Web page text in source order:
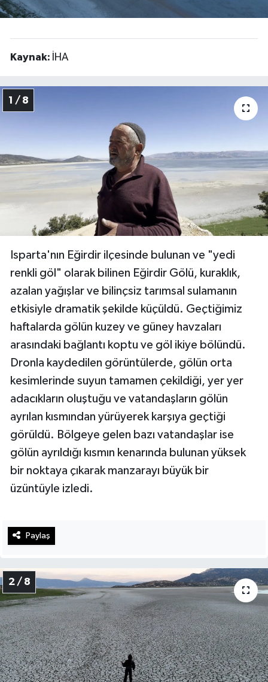
Kaynak: İHA
1 / 8
Isparta'nın Eğirdir ilçesinde bulunan ve "yedi
renkli göl" olarak bilinen Eğirdir Gölü, kuraklık,
azalan yağışlar ve bilinçsiz tarımsal sulamanın
etkisiyle dramatik şekilde küçüldü. Geçtiğimiz
haftalarda gölün kuzey ve güney havzaları
arasındaki bağlantı koptu ve göl ikiye bölündü.
Dronla kaydedilen görüntülerde, gölün orta
kesimlerinde suyun tamamen çekildiği, yer yer
adacıkların oluştuğu ve vatandaşların gölün
ayrılan kısmından yürüyerek karşıya geçtiği
görüldü. Bölgeye gelen bazı vatandaşlar ise
gölün ayrıldığı kısmın kenarında bulunan yüksek
bir noktaya çıkarak manzarayı büyük bir
üzüntüyle izledi.
Paylaş
2 / 8